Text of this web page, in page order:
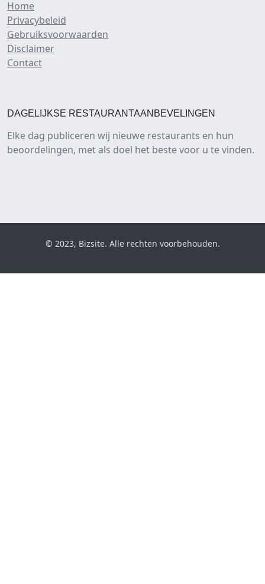
Home
Privacybeleid
Gebruiksvoorwaarden
Disclaimer
Contact
DAGELIJKSE RESTAURANTAANBEVELINGEN
Elke dag publiceren wij nieuwe restaurants en hun
beoordelingen, met als doel het beste voor u te vinden.
© 2023, Bizsite. Alle rechten voorbehouden.